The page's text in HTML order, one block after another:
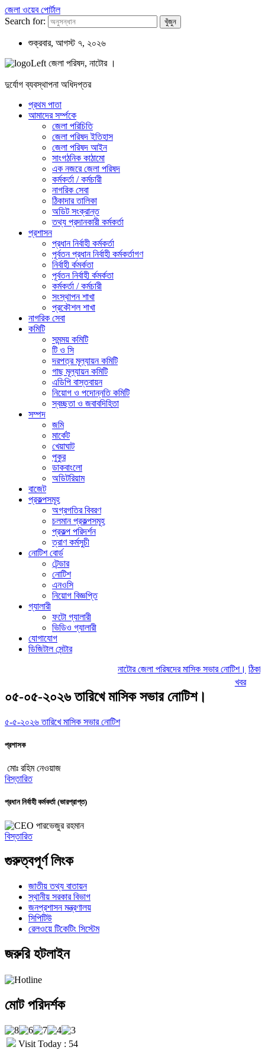
জেলা ওয়েব পোর্টাল
Search for:
শুক্রবার, আগস্ট ৭, ২০২৬
জেলা পরিষদ, নাটোর ।
দুর্যোগ ব্যবস্থাপনা অধিদপ্তর
প্রথম পাতা
আমাদের সর্ম্পকে
জেলা পরিচিতি
জেলা পরিষদ ইতিহাস
জেলা পরিষদ আইন
সাংগঠনিক কাঠামো
এক নজরে জেলা পরিষদ
কর্মকর্তা / কর্মচারী
নাগরিক সেবা
ঠিকাদার তালিকা
অডিট সংক্রান্ত
তথ্য প্রদানকারী কর্মকর্তা
প্রশাসন
প্রধান নির্বাহী কর্মকর্তা
পূর্বতন প্রধান নির্বাহী কর্মকর্তাগণ
নির্বাহী র্কমর্কতা
পূর্বতন নির্বাহী র্কমর্কতা
কর্মকর্তা / কর্মচারী
সংস্থাপন শাখা
প্রকৌশল শাখা
নাগরিক সেবা
কমিটি
সমন্ময় কমিটি
টি ও সি
দরপত্র মূল্যায়ন কমিটি
গাছ মূল্যায়ন কমিটি
এডিপি বাস্তবায়ন
নিয়োগ ও পদোন্নতি কমিটি
স্বচ্ছতা ও জবাবদিহিতা
সম্পদ
জমি
মার্কেট
খেয়াঘাট
পুকুর
ডাকবাংলো
অডিটরিয়াম
বাজেট
প্রকল্পসমূহ
অগ্রগতির বিবরণ
চলমান প্রকল্পসমূহ
প্রকল্প পরিদর্শন
ত্রাণ কর্মসুচী
নোটিশ বোর্ড
টেন্ডার
নোটিশ
এনওসি
নিয়োগ বিজ্ঞপ্তি
গ্যালারী
ফটো গ্যালারী
ভিডিও গ্যালারী
যোগাযোগ
ডিজিটাল সেন্টার
নাটোর জেলা পরিষদের মাসিক সভার নোটিশ।
খবর
০৫-০৫-২০২৬ তারিখে মাসিক সভার নোটিশ।
৫-৫-২০২৬ তারিখে মাসিক সভার নোটিশ
প্রশাসক
মোঃ রহিম নেওয়াজ
বিস্তারিত
প্রধান নির্বাহী কর্মকর্তা (ভারপ্রাপ্ত)
পারভেজুর রহমান
বিস্তারিত
গুরুত্বপূর্ণ লিংক
জাতীয় তথ্য বাতায়ন
স্থানীয় সরকার বিভাগ
জনপ্রশাসন মন্ত্রণালয়
সিপিটিউ
রেলওয়ে টিকেটিং সিস্টেম
জরুরি হটলাইন
মোট পরিদর্শক
Visit Today : 54